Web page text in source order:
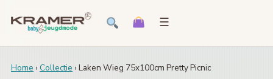
☰
Home › Collectie › Laken Wieg 75x100cm Pretty Picnic